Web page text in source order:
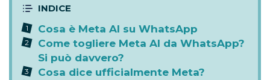
Cosa è Meta AI su WhatsApp
Come togliere Meta AI da WhatsApp?
Si può davvero?
Cosa dice ufficialmente Meta?